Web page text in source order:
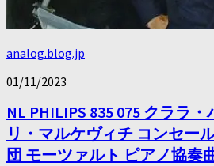
analog.blog.jp
01/11/2023
NL PHILIPS 835 075 クララ
リ・マルケヴィチ コンセー
団 モーツァルト ピアノ協奏